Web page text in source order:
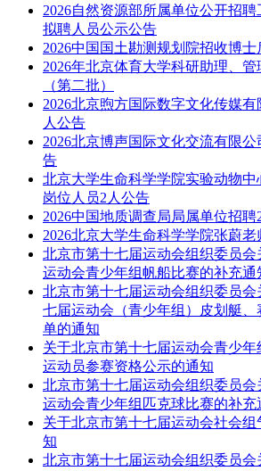
2026自然资源部所属单位公开招聘
拟聘人员公示公告
2026中国国土勘测规划院招收博
2026年北京体育大学科研助理、
（第二批）
2026北京煦方国际数字文化传媒
人公告
2026北京博声国际文化交流有限
告
北京大学生命科学学院实验动物
岗位人员2人公告
2026中国地质调查局局属单位招聘
2026北京大学生命科学学院张蔚
北京市第十七届运动会组织委员
运动会青少年组帆船比赛的补充通
北京市第十七届运动会组织委员
七届运动会（青少年组）皮划艇、
单的通知
关于北京市第十七届运动会青少年
运动员参赛资格公示的通知
北京市第十七届运动会组织委员
运动会青少年组匹克球比赛的补充
关于北京市第十七届运动会社会
知
北京市第十七届运动会组织委员